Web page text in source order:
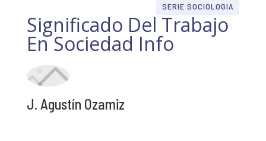
SERIE SOCIOLOGIA
Significado Del Trabajo
En Sociedad Info
J. Agustín Ozamiz